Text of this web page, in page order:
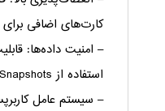
کارت‌های اضافی
– امنیت داده‌ها:
استفاده از Snapshots برای حفاظت از اطلاعات.